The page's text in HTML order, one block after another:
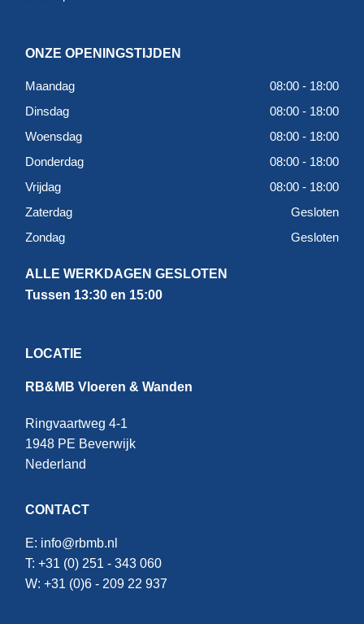
ONZE OPENINGSTIJDEN
Maandag
08:00 - 18:00
Dinsdag
08:00 - 18:00
Woensdag
08:00 - 18:00
Donderdag
08:00 - 18:00
Vrijdag
08:00 - 18:00
Zaterdag
Gesloten
Zondag
Gesloten
ALLE WERKDAGEN GESLOTEN
Tussen 13:30 en 15:00
LOCATIE
RB&MB Vloeren & Wanden
Ringvaartweg 4-1
1948 PE Beverwijk
Nederland
CONTACT
E: info@rbmb.nl
T: +31 (0) 251 - 343 060
W: +31 (0)6 - 209 22 937